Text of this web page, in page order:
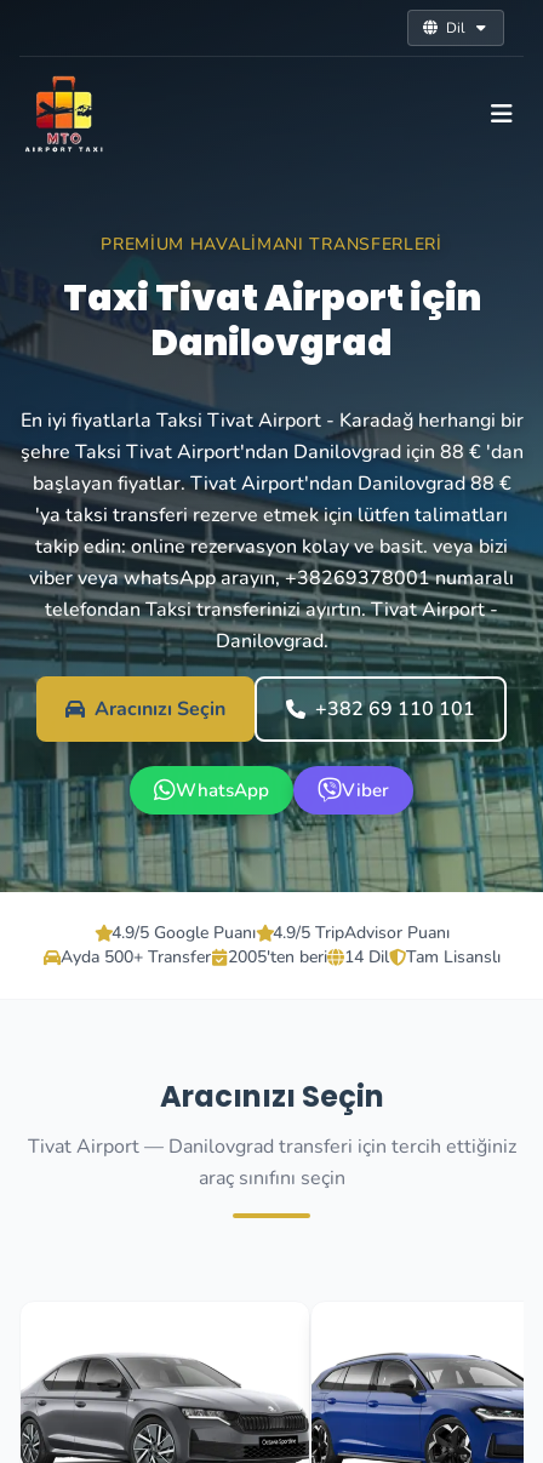
Dil
PREMIUM HAVALIMANI TRANSFERLERI
Taxi Tivat Airport için
Danilovgrad
En iyi fiyatlarla Taksi Tivat Airport - Karadağ herhangi bir
şehre Taksi Tivat Airport'ndan Danilovgrad için 88 € 'dan
başlayan fiyatlar. Tivat Airport'ndan Danilovgrad 88 €
'ya taksi transferi rezerve etmek için lütfen talimatları
takip edin: online rezervasyon kolay ve basit. veya bizi
viber veya whatsApp arayın, +38269378001 numaralı
telefondan Taksi transferinizi ayırtın. Tivat Airport -
Danilovgrad.
Aracınızı Seçin +382 69 110 101
WhatsApp Viber
4.9/5 Google Puanı
4.9/5 TripAdvisor Puanı
Ayda 500+ Transfer
2005'ten beri 14 Dil Tam Lisanslı
Aracınızı Seçin
Tivat Airport — Danilovgrad transferi için tercih ettiğiniz
araç sınıfını seçin